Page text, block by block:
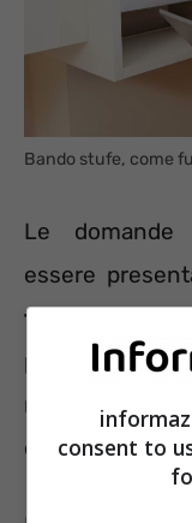
Bando stufe, come
Le domande
essere
fino al 31
piattaforma
regionale
dell’area
consent to